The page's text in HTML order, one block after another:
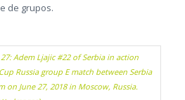
de grupos.